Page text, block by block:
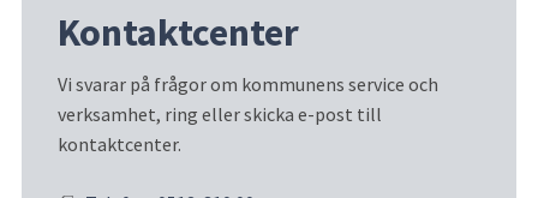
Kontaktcenter
Vi svarar på frågor om kommunens service och
verksamhet, ring eller skicka e-post till
kontaktcenter.